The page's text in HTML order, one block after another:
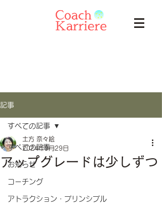
記事
すべての記事
お知らせ
コーチング
アトラクション・プリンシプル
すべての記事
アップグレードは少しずつ
土方 奈々絵
2024年9月29日